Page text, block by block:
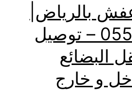
بالرياض|
0550448020 – توصيل
البضائع
و خارج